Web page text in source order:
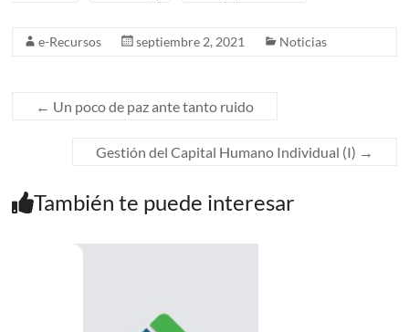
e-Recursos septiembre 2, 2021 Noticias
← Un poco de paz ante tanto ruido
Gestión del Capital Humano Individual (I) →
También te puede interesar